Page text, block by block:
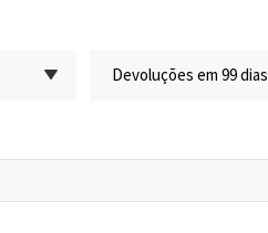
Devoluções em 99 dias